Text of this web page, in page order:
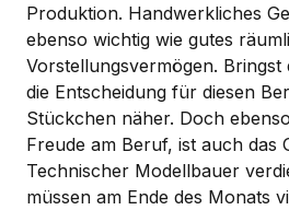
Produktion. Handwerkliches
ebenso wichtig wie gutes
Vorstellungsvermögen.
die Entscheidung für diesen
Stückchen näher. Doch
Freude am Beruf, ist auch das
Technischer Modellbauer
müssen am Ende des Monats